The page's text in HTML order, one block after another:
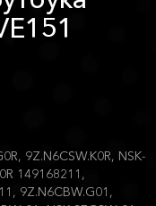
9Z.N6CSW.K0R, NSK-
149168211,
9Z.N6CBW.G01,